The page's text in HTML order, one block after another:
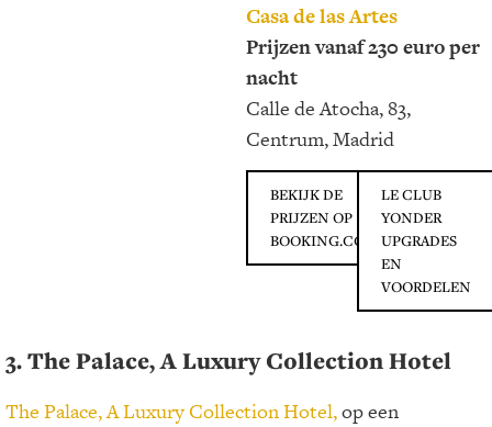
Casa de las Artes
Prijzen vanaf 230 euro per
nacht
Calle de Atocha, 83,
Centrum, Madrid
BEKIJK DE
PRIJZEN OP
BOOKING.COM
LE CLUB
YONDER
UPGRADES
EN
VOORDELEN
3. The Palace, A Luxury Collection Hotel
The Palace, A Luxury Collection Hotel,op een